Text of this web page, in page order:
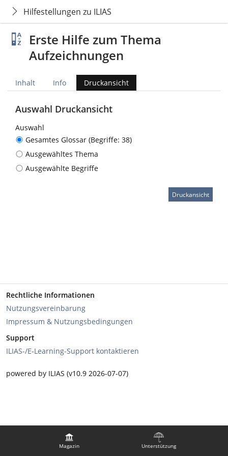
Hilfestellungen zu ILIAS
Magazin Unterstützung
Erste Hilfe zum Thema
Aufzeichnungen
Inhalt Info Druckansicht
Auswahl Druckansicht
Auswahl
Gesamtes Glossar (Begriffe: 38)
Ausgewähltes Thema
Ausgewählte Begriffe
Rechtliche Informationen
Nutzungsvereinbarung
Impressum & Nutzungsbedingungen
Support
ILIAS-/E-Learning-Support kontaktieren
powered by ILIAS (v10.9 2026-07-07)